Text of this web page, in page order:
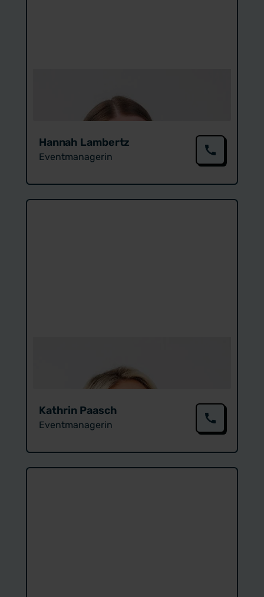
Hannah Lambertz
Event­managerin
Kathrin Paasch
Eventmanagerin